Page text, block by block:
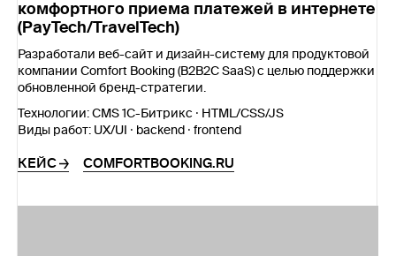
комфортного приема платежей в интернете
(PayTech/TravelTech)
Разработали веб-сайт и дизайн-систему для продуктовой
компании Comfort Booking (B2B2C SaaS) с целью поддержки
обновленной бренд-стратегии.
Технологии: CMS 1C-Битрикс · HTML/CSS/JS
Виды работ: UX/UI · backend · frontend
КЕЙС COMFORTBOOKING.RU